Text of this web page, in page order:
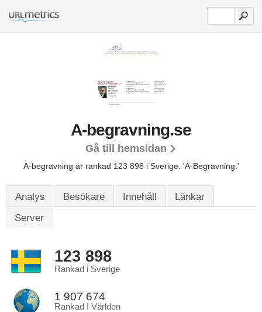
A-begravning.se
Gå till hemsidan
A-begravning är rankad 123 898 i Sverige. 'A-Begravning.'
Analys Besökare Innehåll
Länkar
Server
123 898
Rankad i Sverige
1 907 674
Rankad I Världen